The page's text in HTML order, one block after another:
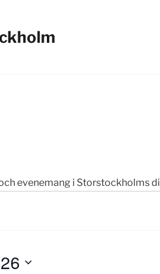
evenemang i Storstockholms